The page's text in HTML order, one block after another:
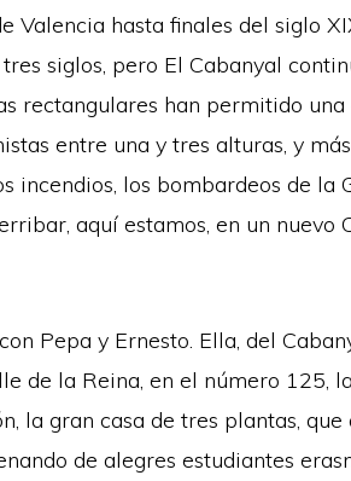
hasta finales del siglo
siglos, pero El Cabanyal
rectangulares han permitido
entre una y tres alturas, y
incendios, los bombardeos de la
aquí estamos, en un nuevo
Pepa y Ernesto. Ella, del
de la Reina, en el número 125,
la gran casa de tres plantas,
de alegres estudiantes